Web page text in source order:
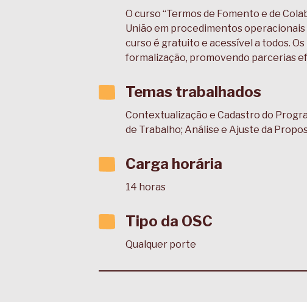
O curso “Termos de Fomento e de
União em procedimentos
curso é gratuito e acessível a todos.
formalização, promovendo parcerias
Temas trabalhados
Contextualização e Cadastro do
de Trabalho; Análise e Ajuste da
Carga horária
14 horas
Tipo da OSC
Qualquer porte